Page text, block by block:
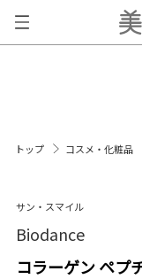
トップ コスメ・化粧品
サン・スマイル
Biodance
コラーゲン ペプ